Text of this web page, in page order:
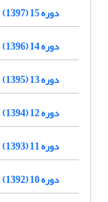
دوره 15 (1397)
دوره 14 (1396)
دوره 13 (1395)
دوره 12 (1394)
دوره 11 (1393)
دوره 10 (1392)